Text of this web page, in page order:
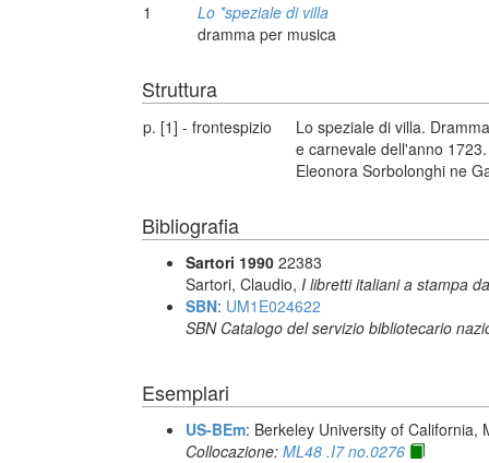
1
Lo *speziale di villa
dramma per musica
Struttura
p. [1] - frontespizio
Lo speziale di villa.
e carnevale dell'anno
Eleonora Sorbolonghi ne
Bibliografia
Sartori 1990 22383
Sartori, Claudio, I libretti italiani a stampa
SBN: UM1E024622
SBN Catalogo del servizio bibliotecario
Esemplari
US-BEm: Berkeley University of California,
Collocazione: ML48 .I7 no.0276